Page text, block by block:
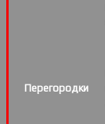
Перегородки